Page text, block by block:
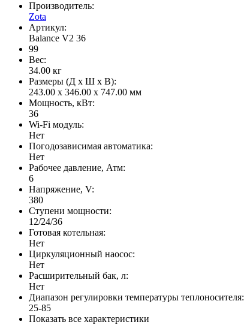
Производитель:
Zota
Артикул:
Balance V2 36
99
Вес:
34.00 кг
Размеры (Д x Ш x В):
243.00 x 346.00 x 747.00 мм
Мощность, кВт:
36
Wi-Fi модуль:
Нет
Погодозависимая автоматика:
Нет
Рабочее давление, Атм:
6
Напряжение, V:
380
Ступени мощности:
12/24/36
Готовая котельная:
Нет
Циркуляционный наосос:
Нет
Расширительный бак, л:
Нет
Диапазон регулировки температуры теплоносителя:
25-85
Показать все характеристики